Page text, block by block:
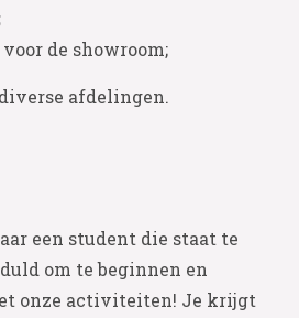
de showroom;
afdelingen.
een student die staat te
om te beginnen en
onze activiteiten! Je krijgt